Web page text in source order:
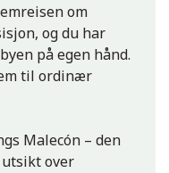
om
og du har
på egen hånd.
til ordinær
Malecón – den
over